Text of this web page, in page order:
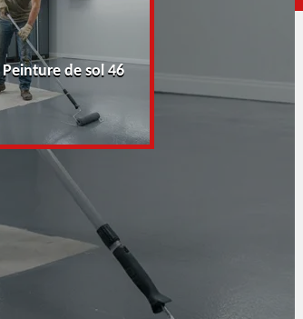
Peinture de sol 46